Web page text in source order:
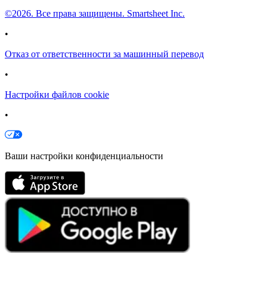
©2026. Все права защищены. Smartsheet Inc.
•
Отказ от ответственности за машинный перевод
•
Настройки файлов cookie
•
Ваши настройки конфиденциальности